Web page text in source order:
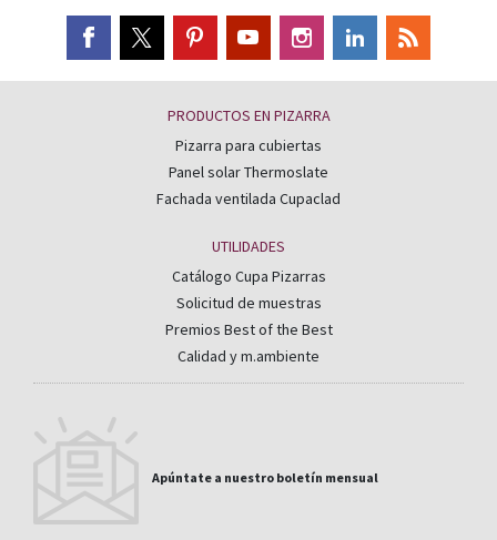
PRODUCTOS EN PIZARRA
Pizarra para cubiertas
Panel solar Thermoslate
Fachada ventilada Cupaclad
UTILIDADES
Catálogo Cupa Pizarras
Solicitud de muestras
Premios Best of the Best
Calidad y m.ambiente
Apúntate a nuestro boletín mensual